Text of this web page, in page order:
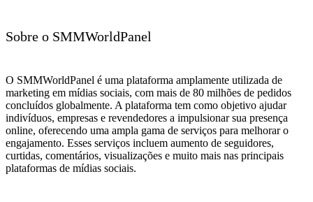
Sobre o SMMWorldPanel
O SMMWorldPanel é uma plataforma amplamente utilizada de
marketing em mídias sociais, com mais de 80 milhões de pedidos
concluídos globalmente. A plataforma tem como objetivo ajudar
indivíduos, empresas e revendedores a impulsionar sua presença
online, oferecendo uma ampla gama de serviços para melhorar o
engajamento. Esses serviços incluem aumento de seguidores,
curtidas, comentários, visualizações e muito mais nas principais
plataformas de mídias sociais.